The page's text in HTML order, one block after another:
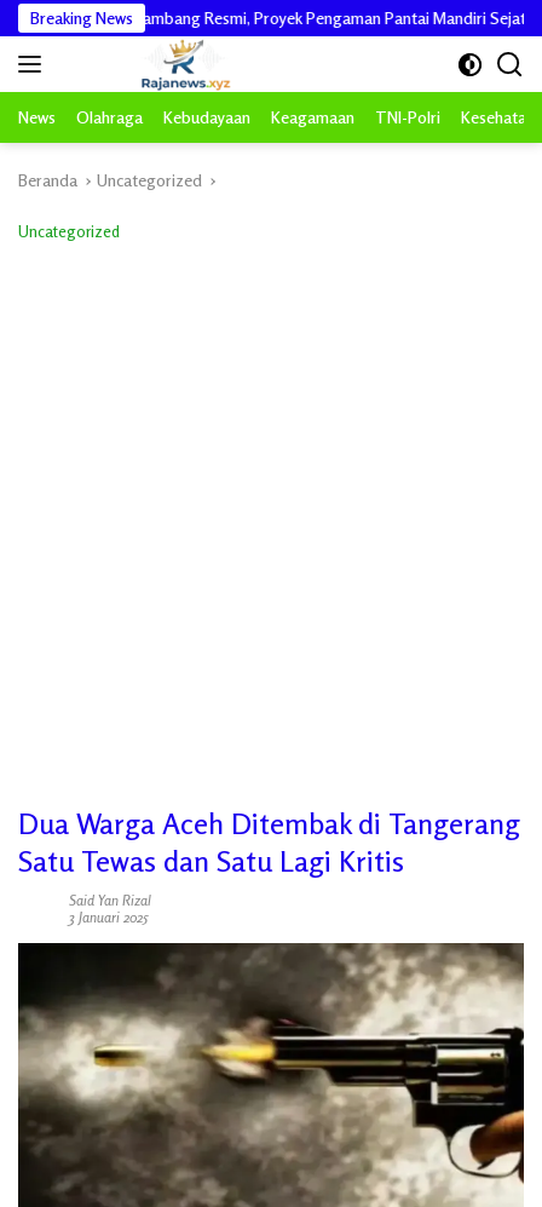
Langsung
ke
konten
Breaking News
dari Penambang Resmi, Proyek Pengaman Pantai Mandiri Sejati Sudah
News Olahraga Kebudayaan Keagamaan TNI-Polri Kesehatan
Beranda Uncategorized
Uncategorized
Dua Warga Aceh Ditembak di Tangerang
Satu Tewas dan Satu Lagi Kritis
Said Yan Rizal
3 Januari 2025